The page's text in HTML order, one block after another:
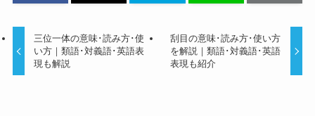
三位一体の意味･読み方･使
い方｜類語･対義語･英語表
現も解説
刮目の意味･読み方･使い方
を解説｜類語･対義語･英語
表現も紹介